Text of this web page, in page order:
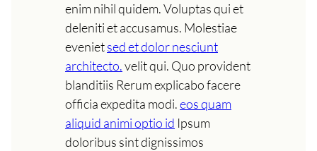
enim nihil quidem. Voluptas qui et
deleniti et accusamus. Molestiae
evenietsed et dolor nesciunt
architecto.velit qui. Quo provident
blanditiis Rerum explicabo facere
officia expedita modi.eos quam
aliquid animi optio id Ipsum
doloribus sint dignissimos